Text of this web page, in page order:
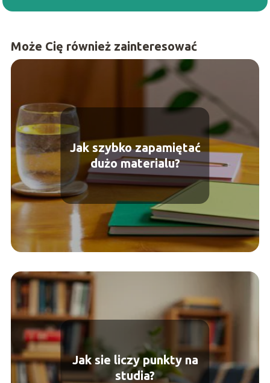
Może Cię również zainteresować
Jak szybko zapamiętać
dużo materialu?
Jak sie liczy punkty na
studia?